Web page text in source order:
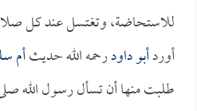
للاستحاضة، وتغتسل عند كل
أوردأبو داودرحمه الله حديثأم
طلبت منها أن تسأل رسول الله